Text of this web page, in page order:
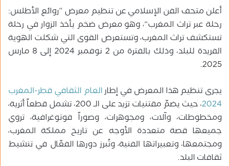
ي
أعلن متحف الفن الإسلامي عن تنظيم معرض “روائع الأطلس:
رحلة عبر تراث المغرب”، وهو معرض ضخم يأخذ الزوار في رحلة
تستكشف تراث المغرب، وتستعرض القوى التي شكلت الهوية
الفريدة للبلد، وذلك بالفترة من 2 نوفمبر 2024 إلى 8 مارس
2025.
يجرى تنظيم هذا المعرض في إطارالعام الثقافي قطر-المغرب
2024
، حيث يضمّ مقتنيات تزيد على الـ 200، تشمل قطعاً أثرية،
ومخطوطات، وآلات، ومجوهرات، وصوراً فوتوغرافية، تروي
جميعها قصة متعددة الأوجه عن تاريخ مملكة المغرب،
ومجتمعها، وتعبيراتها الفنية، وتُبرز دورها الفعّال في تنشيط
ثقافات البلد.